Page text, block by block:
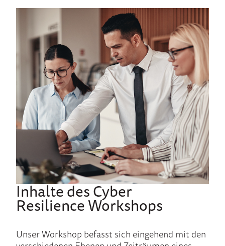
Inhalte des Cyber
Resilience Workshops
Unser Workshop befasst sich eingehend mit den